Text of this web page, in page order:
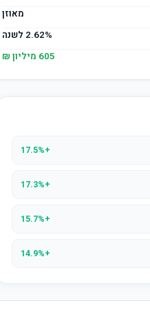
מאוזן
2.62% לשנה
605 מיליון ₪
+17.5%
+17.3%
+15.7%
+14.9%